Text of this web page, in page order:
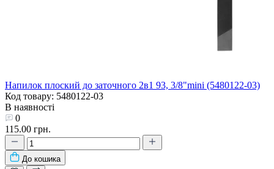
Напилок плоский до заточного 2в1 93, 3/8"mini (5480122-03)
Код товару: 5480122-03
В наявності
0
115.00 грн.
До кошика